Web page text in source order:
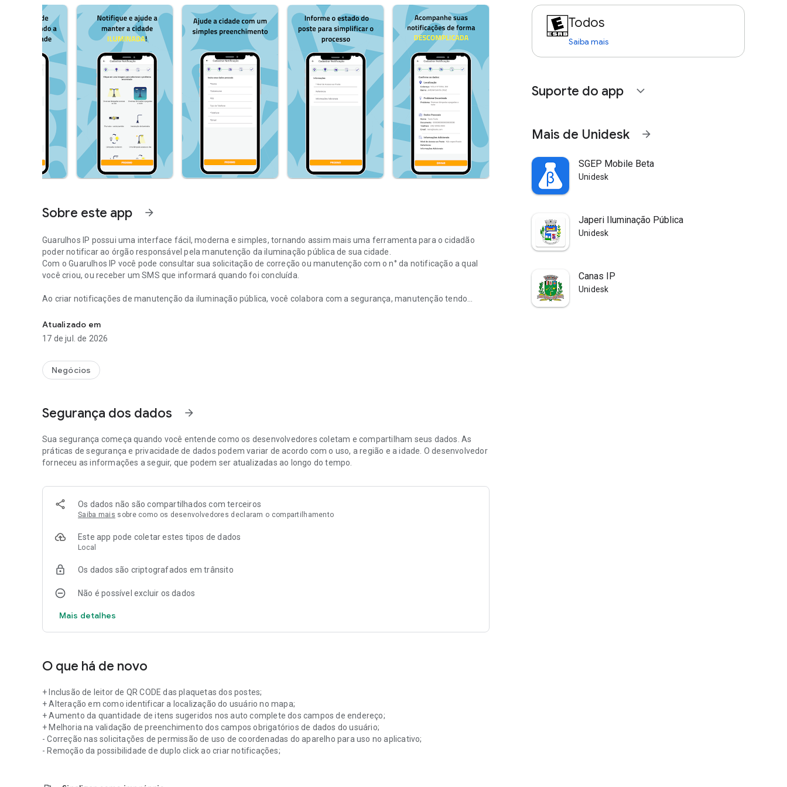
Sobre este app arrow_forward
Guarulhos IP possui uma interface fácil, moderna e simples, tornando assim mais uma ferramenta para o cidadão
poder notificar ao órgão responsável pela manutenção da iluminação pública de sua cidade.
Com o Guarulhos IP você pode consultar sua solicitação de correção ou manutenção com o n° da notificação a qual
você criou, ou receber um SMS que informará quando foi concluída.
Ao criar notificações de manutenção da iluminação pública, você colabora com a segurança, manutenção tendo
Portanto junte-se ao Guarulhos IP e melhore a qualidade de vida obtendo mais facilidade para manter a iluminação
pública sempre em ótimas condições.
Atualizado em
17 de jul. de 2026
Negócios
Segurança dos dados arrow_forward
Sua segurança começa quando você entende como os desenvolvedores coletam e compartilham seus dados. As
práticas de segurança e privacidade de dados podem variar de acordo com o uso, a região e a idade. O desenvolvedor
forneceu as informações a seguir, que podem ser atualizadas ao longo do tempo.
Os dados não são compartilhados com terceiros
Saiba mais sobre como os desenvolvedores declaram o compartilhamento
Este app pode coletar estes tipos de dados
Local
Os dados são criptografados em trânsito
Não é possível excluir os dados
Mais detalhes
O que há de novo
+ Inclusão de leitor de QR CODE das plaquetas dos postes;
+ Alteração em como identificar a localização do usuário no mapa;
+ Aumento da quantidade de itens sugeridos nos auto complete dos campos de endereço;
+ Melhoria na validação de preenchimento dos campos obrigatórios de dados do usuário;
- Correção nas solicitações de permissão de uso de coordenadas do aparelho para uso no aplicativo;
- Remoção da possibilidade de duplo click ao criar notificações;
Todos
Saiba mais
Suporte do app expand_more
Mais de Unidesk arrow_forward
SGEP Mobile Beta
Unidesk
Japeri Iluminação Pública
Unidesk
Canas IP
Unidesk